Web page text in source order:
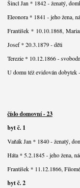
Šincl Jan * 1842 - ženatý,
Eleonora * 1841 - jeho žena,
František * 10.10.1868,
Josef * 20.3.1879 - děti
Terezie * 10.12.1866 -
U domu též evidován dobytek
číslo domovní - 23
byt č. 1
Vaňák Jan * 1840 - ženatý,
Háta * 5.2.1845 - jeho žena,
František * 11.12.1866,
byt č. 2